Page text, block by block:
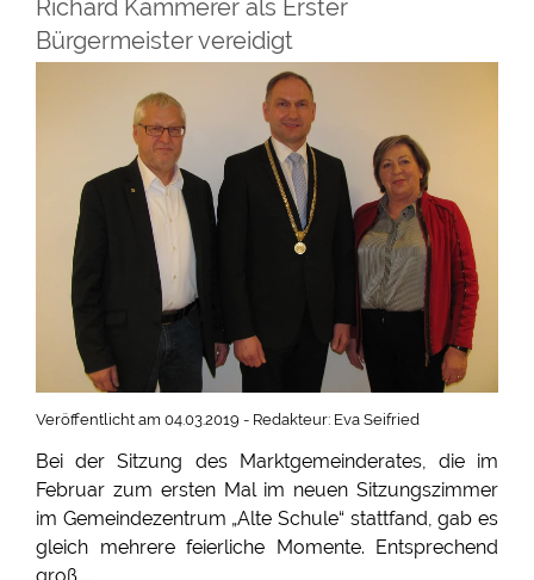
Richard Kammerer als Erster
Bürgermeister vereidigt
Veröffentlicht am 04.03.2019 - Redakteur: Eva Seifried
Bei der Sitzung des Marktgemeinderates, die im
Februar zum ersten Mal im neuen Sitzungszimmer
im Gemeindezentrum „Alte Schule“ stattfand, gab es
gleich mehrere feierliche Momente. Entsprechend